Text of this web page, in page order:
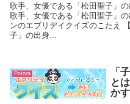
歌手、女優である「松田聖子」
歌手、女優である「松田聖子」
ンのエブリデイクイズのこたえ
子」の出身...
Potora
「
と
か